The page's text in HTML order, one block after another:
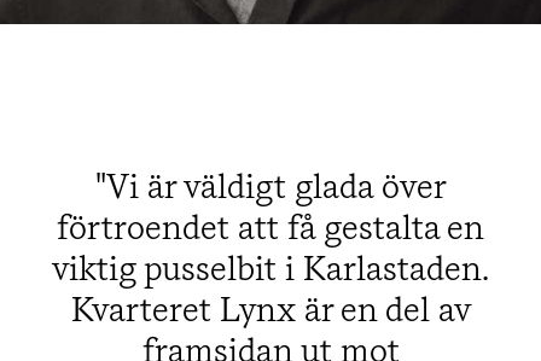
Vi är väldigt glada över
förtroendet att få gestalta en
viktig pusselbit i Karlastaden.
Kvarteret Lynx är en del av
framsidan ut mot